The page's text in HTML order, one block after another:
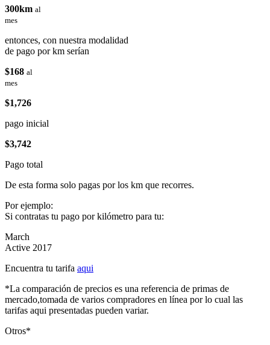
300km al
mes
entonces, con nuestra modalidad
de pago por km serían
$168 al
mes
$1,726
pago inicial
$3,742
Pago total
De esta forma solo pagas por los km que recorres.
Por ejemplo:
Si contratas tu pago por kilómetro para tu:
March
Active 2017
Encuentra tu tarifa aqui
*La comparación de precios es una referencia de primas de
mercado,tomada de varios compradores en línea por lo cual las
tarifas aqui presentadas pueden variar.
Otros*